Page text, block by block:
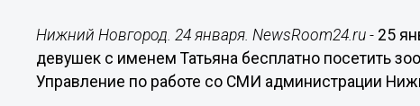
Нижний Новгород. 24 января. NewsRoom24.ru - 25
девушек с именем Татьяна бесплатно посетить
Управление по работе со СМИ администрации